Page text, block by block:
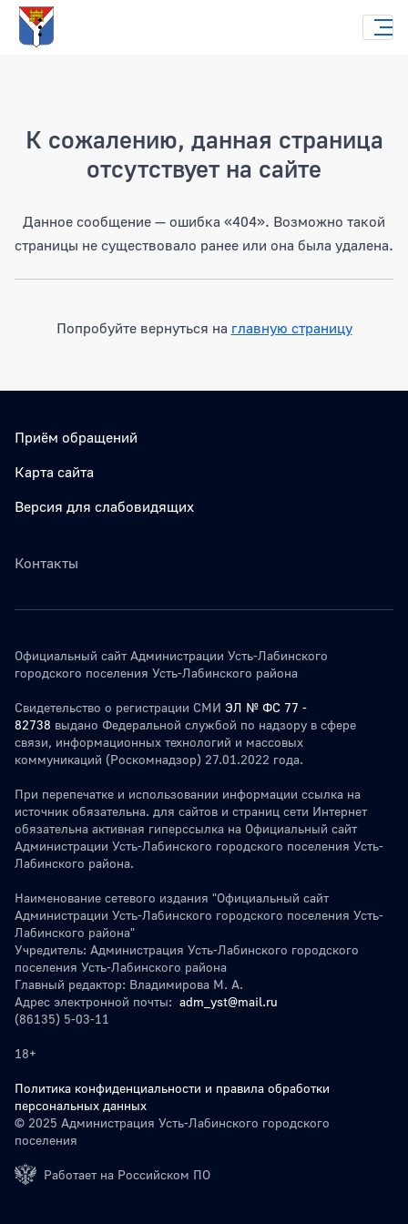
К сожалению, данная страница
отсутствует на сайте
Данное сообщение — ошибка «404». Возможно такой
страницы не существовало ранее или она была удалена.
Попробуйте вернуться на главную страницу
Приём обращений
Карта сайта
Версия для слабовидящих
Контакты
Официальный сайт Администрации Усть-Лабинского
городского поселения Усть-Лабинского района
Свидетельство о регистрации СМИ ЭЛ № ФС 77 -
82738 выдано Федеральной службой по надзору в сфере
связи, информационных технологий и массовых
коммуникаций (Роскомнадзор) 27.01.2022 года.
При перепечатке и использовании информации ссылка на
источник обязательна. для сайтов и страниц сети Интернет
обязательна активная гиперссылка на Официальный сайт
Администрации Усть-Лабинского городского поселения Усть-
Лабинского района.
Наименование сетевого издания "Официальный сайт
Администрации Усть-Лабинского городского поселения Усть-
Лабинского района"
Учредитель: Администрация Усть-Лабинского городского
поселения Усть-Лабинского района
Главный редактор: Владимирова М. А.
Адрес электронной почты: adm_yst@mail.ru
(86135) 5-03-11
18+
Политика конфиденциальности и правила обработки
персональных данных
© 2025 Администрация Усть-Лабинского городского
поселения
Работает на Российском ПО